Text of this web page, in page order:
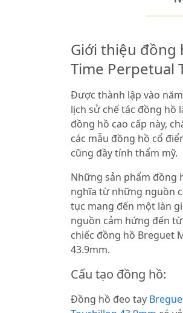
Giới thiệu đồng
Time Perpetual
Được thành lập vào
lịch sử chế tác đồng hồ
đồng hồ cao cấp này,
các mẫu đồng hồ cổ
cũng đầy tính thẩm mỹ.
Những sản phẩm đồng
nghĩa từ những nguồn
tục mang đến một làn
nguồn cảm hứng đến
chiếc đồng hồ Breguet
43.9mm.
Cấu tạo đồng hồ:
Đồng hồ đeo tay